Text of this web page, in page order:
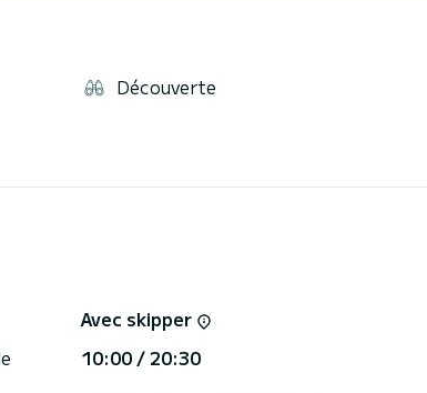
Découverte
Avec skipper
10:00 / 20:30